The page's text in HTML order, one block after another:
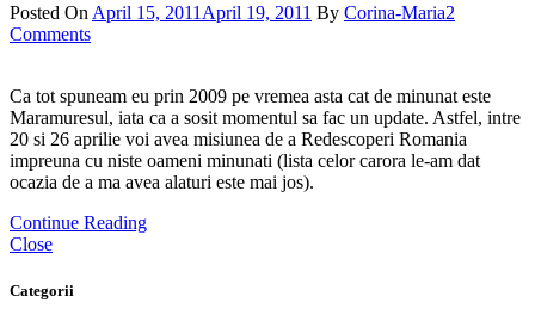
Posted On April 15, 2011 April 19, 2011 By Corina-Maria2
Comments
Ca tot spuneam eu prin 2009 pe vremea asta cat de minunat este
Maramuresul, iata ca a sosit momentul sa fac un update. Astfel, intre
20 si 26 aprilie voi avea misiunea de a Redescoperi Romania
impreuna cu niste oameni minunati (lista celor carora le-am dat
ocazia de a ma avea alaturi este mai jos).
Continue Reading
Close
Categorii